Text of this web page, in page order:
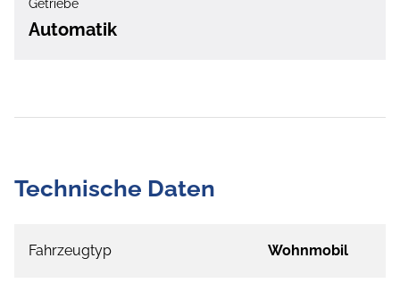
Getriebe
Automatik
Technische Daten
Fahrzeugtyp Wohnmobil